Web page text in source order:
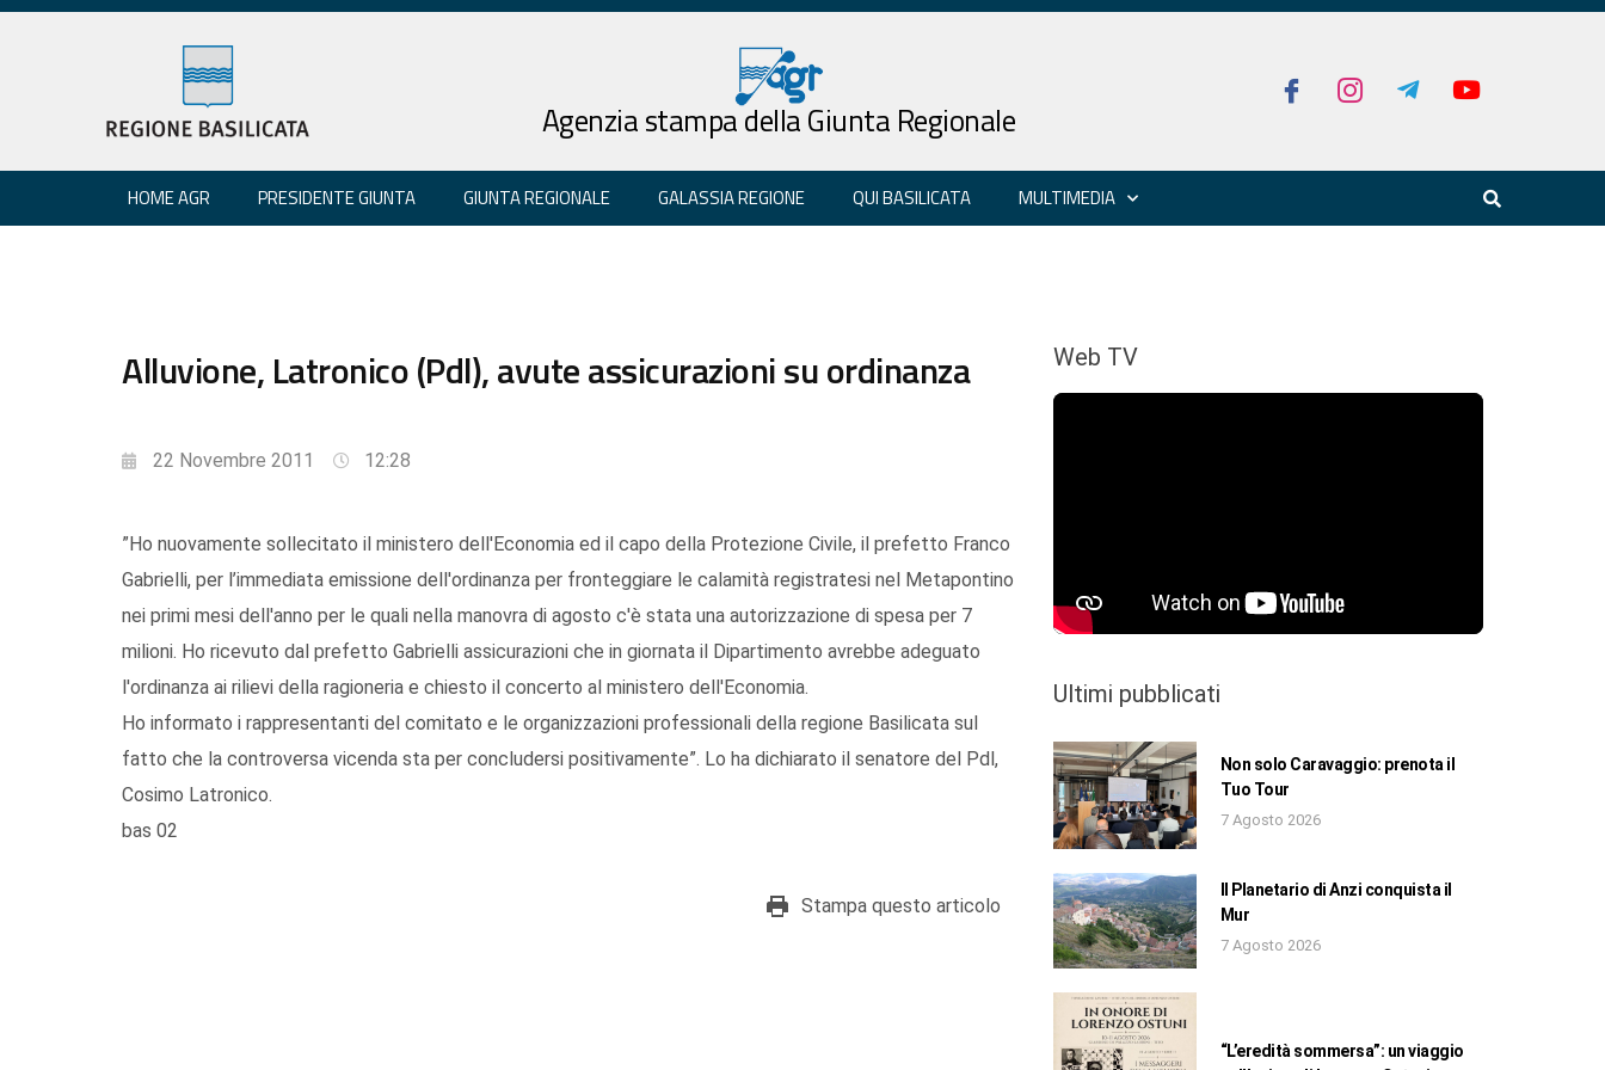
Agenzia stampa della Giunta Regionale
HOME AGR PRESIDENTE GIUNTA GIUNTA REGIONALE GALASSIA REGIONE QUI BASILICATA MULTIMEDIA
Alluvione, Latronico (Pdl), avute assicurazioni su ordinanza
22 Novembre 2011 12:28
”Ho nuovamente sollecitato il ministero dell'Economia ed il capo della Protezione Civile, il prefetto Franco
Gabrielli, per l’immediata emissione dell'ordinanza per fronteggiare le calamità registratesi nel Metapontino
nei primi mesi dell'anno per le quali nella manovra di agosto c'è stata una autorizzazione di spesa per 7
milioni. Ho ricevuto dal prefetto Gabrielli assicurazioni che in giornata il Dipartimento avrebbe adeguato
l'ordinanza ai rilievi della ragioneria e chiesto il concerto al ministero dell'Economia.
Ho informato i rappresentanti del comitato e le organizzazioni professionali della regione Basilicata sul
fatto che la controversa vicenda sta per concludersi positivamente”. Lo ha dichiarato il senatore del Pdl,
Cosimo Latronico.
bas 02
Stampa questo articolo
Web TV
Ultimi pubblicati
Non solo Caravaggio: prenota il
Tuo Tour
7 Agosto 2026
Il Planetario di Anzi conquista il
Mur
7 Agosto 2026
“L’eredità sommersa”: un viaggio